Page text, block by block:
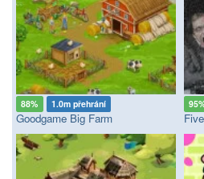
88% 1.0m přehrání
Goodgame Big Farm